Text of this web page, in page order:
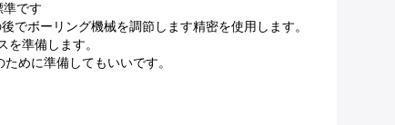
です
ボーリング機械を調節します精密を使用します。
準備します。
めに準備してもいいです。